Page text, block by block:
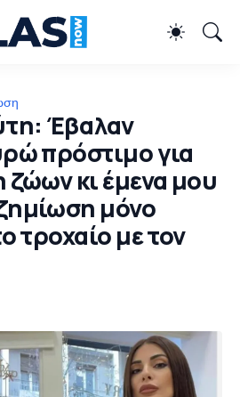
Έβαλαν
πρόστιμο για
ζώων κι έμενα μου
μόνο
τροχαίο με τον